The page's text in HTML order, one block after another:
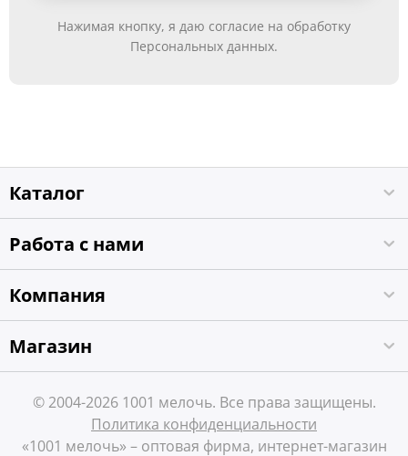
Нажимая кнопку, я даю согласие на обработку
Персональных данных.
Каталог
Работа с нами
Компания
Магазин
© 2004-2026 1001 мелочь. Все права защищены.
Политика конфиденциальности
«1001 мелочь» – оптовая фирма, интернет-магазин